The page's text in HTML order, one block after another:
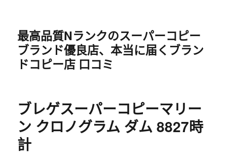
最高品質Nランクのスーパーコピー
ブランド優良店、本当に届くブラン
ドコピー店 口コミ
ブレゲスーパーコピーマリー
ン クロノグラム ダム 8827時
計